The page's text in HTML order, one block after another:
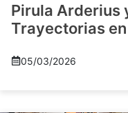
Pirula Arderius
Trayectorias
05/03/2026